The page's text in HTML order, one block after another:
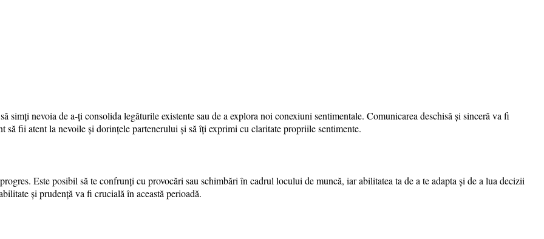
simți nevoia de a-ți consolida legăturile existente sau de a explora noi conexiuni sentimentale. Comunicarea deschisă și sinceră va fi
să fii atent la nevoile și dorințele partenerului și să îți exprimi cu claritate propriile sentimente.
Este posibil să te confrunți cu provocări sau schimbări în cadrul locului de muncă, iar abilitatea ta de a te adapta și de a lua decizii
și prudență va fi crucială în această perioadă.